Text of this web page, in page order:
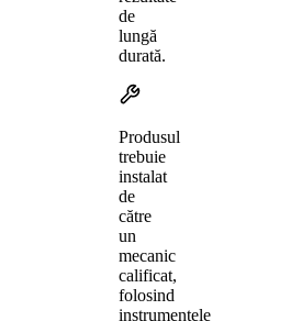
de
lungă
durată.
Produsul
trebuie
instalat
de
către
un
mecanic
calificat,
folosind
instrumentele